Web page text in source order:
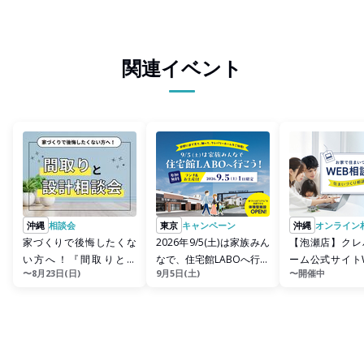
関連イベント
沖縄 相談会
家づくりで後悔したくな
い方へ！『間取りと設
計』相談会
〜8月23日(日)
東京 キャンペーン
2026年9/5(土)は家族みん
なで、住宅館LABOへ行こ
う！
9月5日(土)
沖縄 オンライン
【泡瀬店】ク
ーム公式サイト
談予約
〜開催中